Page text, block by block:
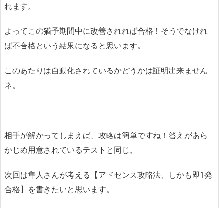
れます。
よってこの猶予期間中に改善されれば合格！そうでなけれ
ば不合格という結果になると思います。
このあたりは自動化されているかどうかは証明出来ません
ネ。
相手が解かってしまえば、攻略は簡単ですね！答えがあら
かじめ用意されているテストと同じ。
次回は隼人さんが考える【アドセンス攻略法、しかも即1発
合格】を書きたいと思います。